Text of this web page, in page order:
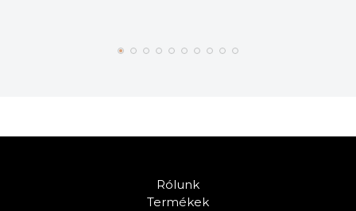
Rólunk
Termékek